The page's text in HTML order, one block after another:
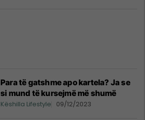
Para të gatshme apo kartela? Ja se
si mund të kursejmë më shumë
Këshilla Lifestyle 09/12/2023